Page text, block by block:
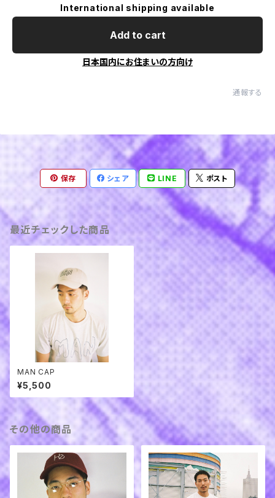
International shipping available
Add to cart
日本国内にお住まいの方向け
通報する
保存 シェア LINE ポスト
最近チェックした商品
MAN CAP
¥5,500
その他の商品